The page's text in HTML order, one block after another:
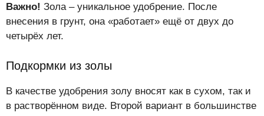
Важно! Зола – уникальное удобрение. После
внесения в грунт, она «работает» ещё от двух до
четырёх лет.
Подкормки из золы
В качестве удобрения золу вносят как в сухом, так и
в растворённом виде. Второй вариант в большинстве